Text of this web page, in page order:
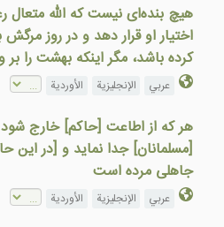
هیچ بنده‌ای نيست كه الله متعال
اختیار او قرار دهد و در روز
كرده باشد، مگر اينكه بهشت را
عربي الإنجليزية الأوردية
هر كه از اطاعت [حاكم] خارج
[مسلمانان] جدا نماید و [در اين
جاهلی مرده است
عربي الإنجليزية الأوردية